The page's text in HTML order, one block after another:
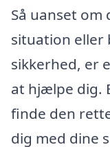
Så uanset
situation eller
sikkerhed, er
at hjælpe dig.
finde den
dig med dine